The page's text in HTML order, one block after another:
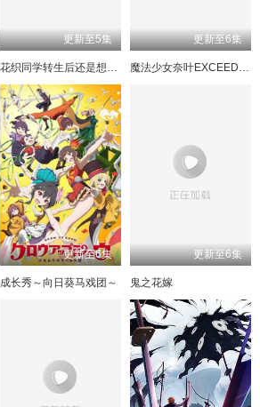
202 203 204
206 207
210 211
214 215 216
218 219 220
222 223
226 227 230
233 234
239
243
247
162 163 164
166 167
170 171
174 175 176
178 179 180
182 183
186 187 188
190 191
196
200
204
122 123 124
126 127
130 131
134 135 136
138 139 140
142 143
146 147 148
150 151
156
160
164
82 83 84
86 87
90 91
94 95 96
98 99 100
102 103
106 107 108
110 111
116
120
124
更新至5集
花织同学转生后还是想干架
更新至6集
魔法少女奈叶EXCEEDSGunBlazeVengeance
更新至6集
成长秀～向日葵马戏团～
更新至6集
鬼之花嫁